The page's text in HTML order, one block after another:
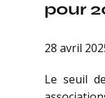
pour
28 avril
Le seuil